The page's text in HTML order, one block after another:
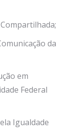
da
em
Federal
Igualdade